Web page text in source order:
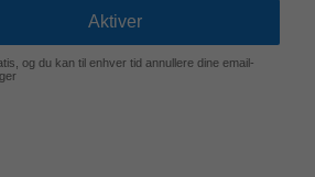
og du kan til enhver tid annullere dine email-